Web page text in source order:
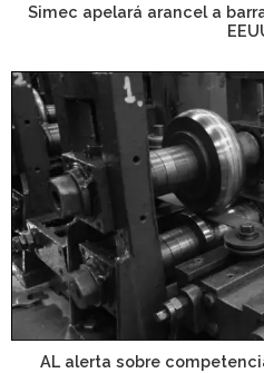
Simec apelará arancel a
AL alerta sobre